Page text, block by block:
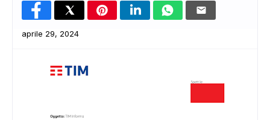
aprile 29, 2024